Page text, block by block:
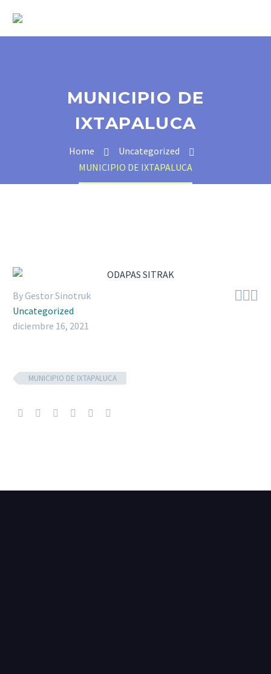
MUNICIPIO DE
IXTAPALUCA
Home
Uncategorized
MUNICIPIO DE IXTAPALUCA

By Gestor Sinotruk
Uncategorized
diciembre 16, 2021
MUNICIPIO DE IXTAPALUCA